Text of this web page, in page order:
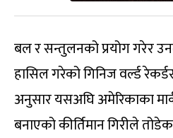
बल र सन्तुलनको प्रयोग गरेर
हासिल गरेको गिनिज वर्ल्ड
अनुसार यसअघि अमेरिकाका
बनाएको कीर्तिमान गिरीले